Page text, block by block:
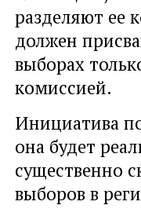
разделяют ее
должен
выборах
комиссией.
Инициатива
она будет
существенно
выборов в